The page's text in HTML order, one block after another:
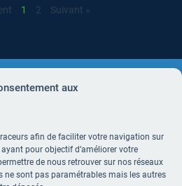
aux
afin de faciliter votre navigation sur
pour objectif d’améliorer votre
de nous retrouver sur nos réseaux
ne sont pas paramétrables mais les autres
1 2 Suivant »
TrustEatBlog Restaurants Commerces
Frigoriste